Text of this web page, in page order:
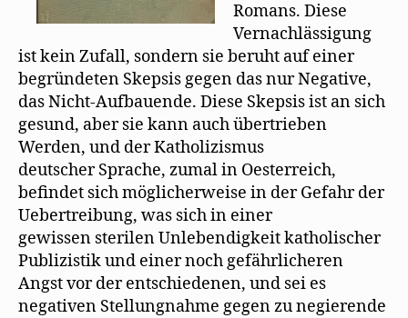
Romans. Diese
Vernachlässigung
ist kein Zufall, sondern sie beruht auf einer
begründeten Skepsis gegen das nur Negative,
das Nicht-Aufbauende. Diese Skepsis ist an sich
gesund, aber sie kann auch übertrieben
Werden, und der Katholizismus
deutscher Sprache, zumal in Oesterreich,
befindet sich möglicherweise in der Gefahr der
Uebertreibung, was sich in einer
gewissen sterilen Unlebendigkeit katholischer
Publizistik und einer noch gefährlicheren
Angst vor der entschiedenen, und sei es
negativen Stellungnahme gegen zu negierende